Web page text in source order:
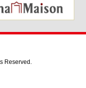
Reserved.